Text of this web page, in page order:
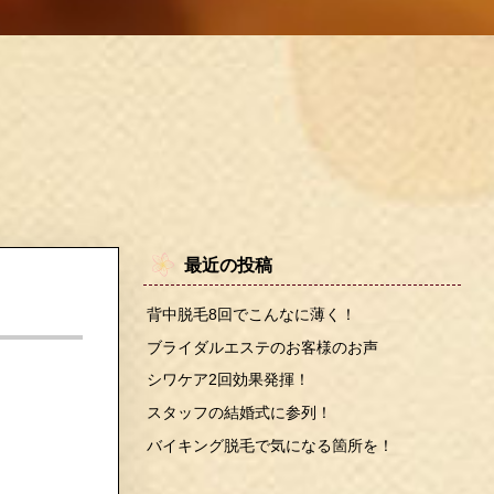
最近の投稿
背中脱毛8回でこんなに薄く！
ブライダルエステのお客様のお声
シワケア2回効果発揮！
スタッフの結婚式に参列！
バイキング脱毛で気になる箇所を！